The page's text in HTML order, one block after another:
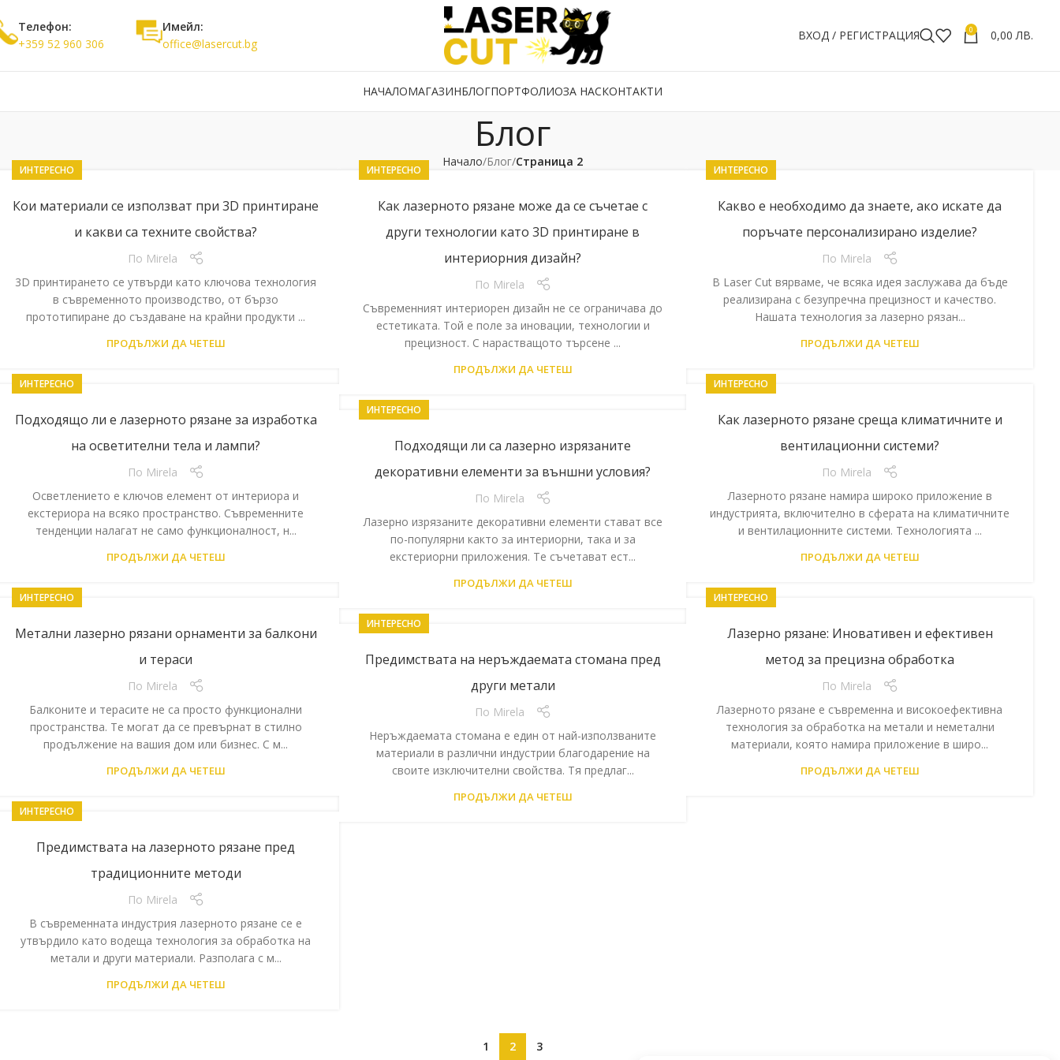
Телефон:
+359 52 960 306
Имейл:
office@lasercut.bg
ВХОД / РЕГИСТРАЦИЯ 0 0,00ЛВ.
НАЧАЛОМАГАЗИНБЛОГПОРТФОЛИОЗА НАСКОНТАКТИ
Блог
Начало Блог Страница 2
ИНТЕРЕСНО
Кои материали се използват при 3D принтиране
и какви са техните свойства?
По Mirela
3D принтирането се утвърди като ключова технология
в съвременното производство, от бързо
прототипиране до създаване на крайни продукти ...
ПРОДЪЛЖИ ДА ЧЕТЕШ
ИНТЕРЕСНО
Как лазерното рязане може да се съчетае с
други технологии като 3D принтиране в
интериорния дизайн?
По Mirela
Съвременният интериорен дизайн не се ограничава до
естетиката. Той е поле за иновации, технологии и
прецизност. С нарастващото търсене ...
ПРОДЪЛЖИ ДА ЧЕТЕШ
ИНТЕРЕСНО
Какво е необходимо да знаете, ако искате да
поръчате персонализирано изделие?
По Mirela
В Laser Cut вярваме, че всяка идея заслужава да бъде
реализирана с безупречна прецизност и качество.
Нашата технология за лазерно рязан...
ПРОДЪЛЖИ ДА ЧЕТЕШ
ИНТЕРЕСНО
Подходящо ли е лазерното рязане за изработка
на осветителни тела и лампи?
По Mirela
Осветлението е ключов елемент от интериора и
екстериора на всяко пространство. Съвременните
тенденции налагат не само функционалност, н...
ПРОДЪЛЖИ ДА ЧЕТЕШ
ИНТЕРЕСНО
Как лазерното рязане среща климатичните и
вентилационни системи?
По Mirela
Лазерното рязане намира широко приложение в
индустрията, включително в сферата на климатичните
и вентилационните системи. Технологията ...
ПРОДЪЛЖИ ДА ЧЕТЕШ
ИНТЕРЕСНО
Подходящи ли са лазерно изрязаните
декоративни елементи за външни условия?
По Mirela
Лазерно изрязаните декоративни елементи стават все
по-популярни както за интериорни, така и за
екстериорни приложения. Те съчетават ест...
ПРОДЪЛЖИ ДА ЧЕТЕШ
ИНТЕРЕСНО
Метални лазерно рязани орнаменти за балкони
и тераси
По Mirela
Балконите и терасите не са просто функционални
пространства. Те могат да се превърнат в стилно
продължение на вашия дом или бизнес. С м...
ПРОДЪЛЖИ ДА ЧЕТЕШ
ИНТЕРЕСНО
Лазерно рязане: Иновативен и ефективен
метод за прецизна обработка
По Mirela
Лазерното рязане е съвременна и високоефективна
технология за обработка на метали и неметални
материали, която намира приложение в широ...
ПРОДЪЛЖИ ДА ЧЕТЕШ
ИНТЕРЕСНО
Предимствата на неръждаемата стомана пред
други метали
По Mirela
Неръждаемата стомана е един от най-използваните
материали в различни индустрии благодарение на
своите изключителни свойства. Тя предлаг...
ПРОДЪЛЖИ ДА ЧЕТЕШ
ИНТЕРЕСНО
Предимствата на лазерното рязане пред
традиционните методи
По Mirela
В съвременната индустрия лазерното рязане се е
утвърдило като водеща технология за обработка на
метали и други материали. Разполага с м...
ПРОДЪЛЖИ ДА ЧЕТЕШ
1 2 3